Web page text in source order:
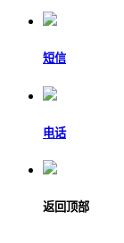
短信
电话
返回顶部